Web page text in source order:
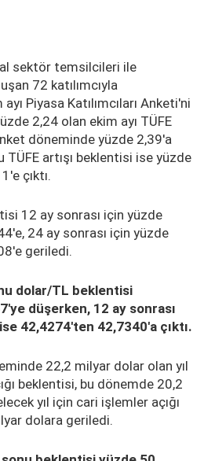
sektör temsilcileri ile
72 katılımcıyla
Piyasa Katılımcıları Anketi'ni
2,24 olan ekim ayı TÜFE
döneminde yüzde 2,39'a
TÜFE artışı beklentisi ise yüzde
çıktı.
12 ay sonrası için yüzde
24 ay sonrası için yüzde
geriledi.
dolar/TL beklentisi
düşerken, 12 ay sonrası
42,4274'ten 42,7340'a çıktı.
22,2 milyar dolar olan yıl
beklentisi, bu dönemde 20,2
yıl için cari işlemler açığı
dolara geriledi.